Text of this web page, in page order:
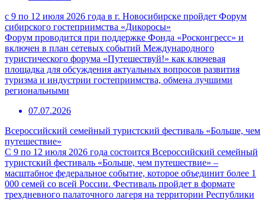
с 9 по 12 июля 2026 года в г. Новосибирске пройдет Форум
сибирского гостеприимства «Дикоросы»
Форум проводится при поддержке Фонда «Росконгресс» и
включен в план сетевых событий Международного
туристического форума «Путешествуй!» как ключевая
площадка для обсуждения актуальных вопросов развития
туризма и индустрии гостеприимства, обмена лучшими
региональными
07.07.2026
Всероссийский семейный туристский фестиваль «Больше, чем
путешествие»
С 9 по 12 июля 2026 года состоится Всероссийский семейный
туристский фестиваль «Больше, чем путешествие» –
масштабное федеральное событие, которое объединит более 1
000 семей со всей России. Фестиваль пройдет в формате
трехдневного палаточного лагеря на территории Республики